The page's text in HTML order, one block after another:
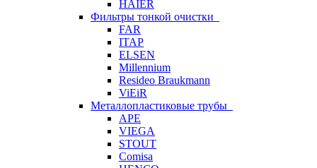
HAIER
Фильтры тонкой очистки
FAR
ITAP
ELSEN
Millennium
Resideo Braukmann
ViEiR
Металлопластиковые трубы
APE
VIEGA
STOUT
Comisa